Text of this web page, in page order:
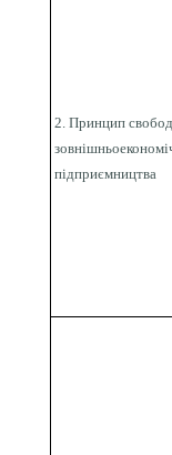
2. Принцип
підприємництва